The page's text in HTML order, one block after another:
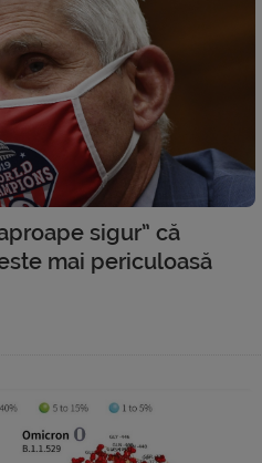
sigur” că
mai periculoasă